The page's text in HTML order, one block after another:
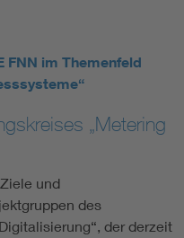
FNN im Themenfeld
„Metering
und
des
der derzeit